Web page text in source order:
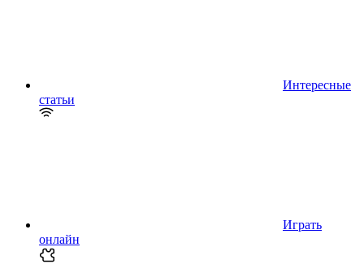
Интересные
статьи
Играть
онлайн